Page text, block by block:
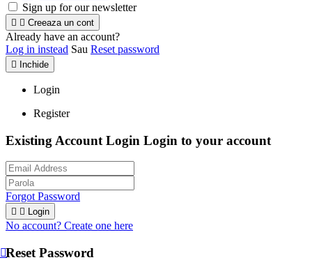
Sign up for our newsletter
  Creeaza un cont
Already have an account?
Log in instead Sau Reset password
 Inchide
Login
Register
Existing Account Login Login to your account
Forgot Password
  Login
No account? Create one here
Reset Password
